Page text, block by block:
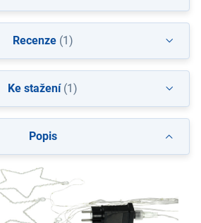
Popis
Recenze(1)
Ke stažení(1)